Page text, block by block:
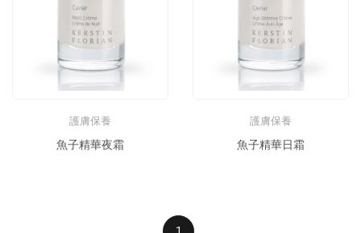
護膚保養
魚子精華夜霜
護膚保養
魚子精華日霜